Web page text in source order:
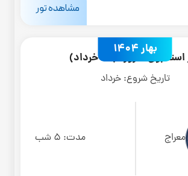
مشاهده تور
بهار 1404
6 روزه (20 خرداد)
تاریخ شروع: خرداد
معراج مدت: 5 شب